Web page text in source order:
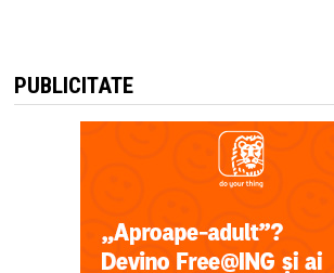
PUBLICITATE